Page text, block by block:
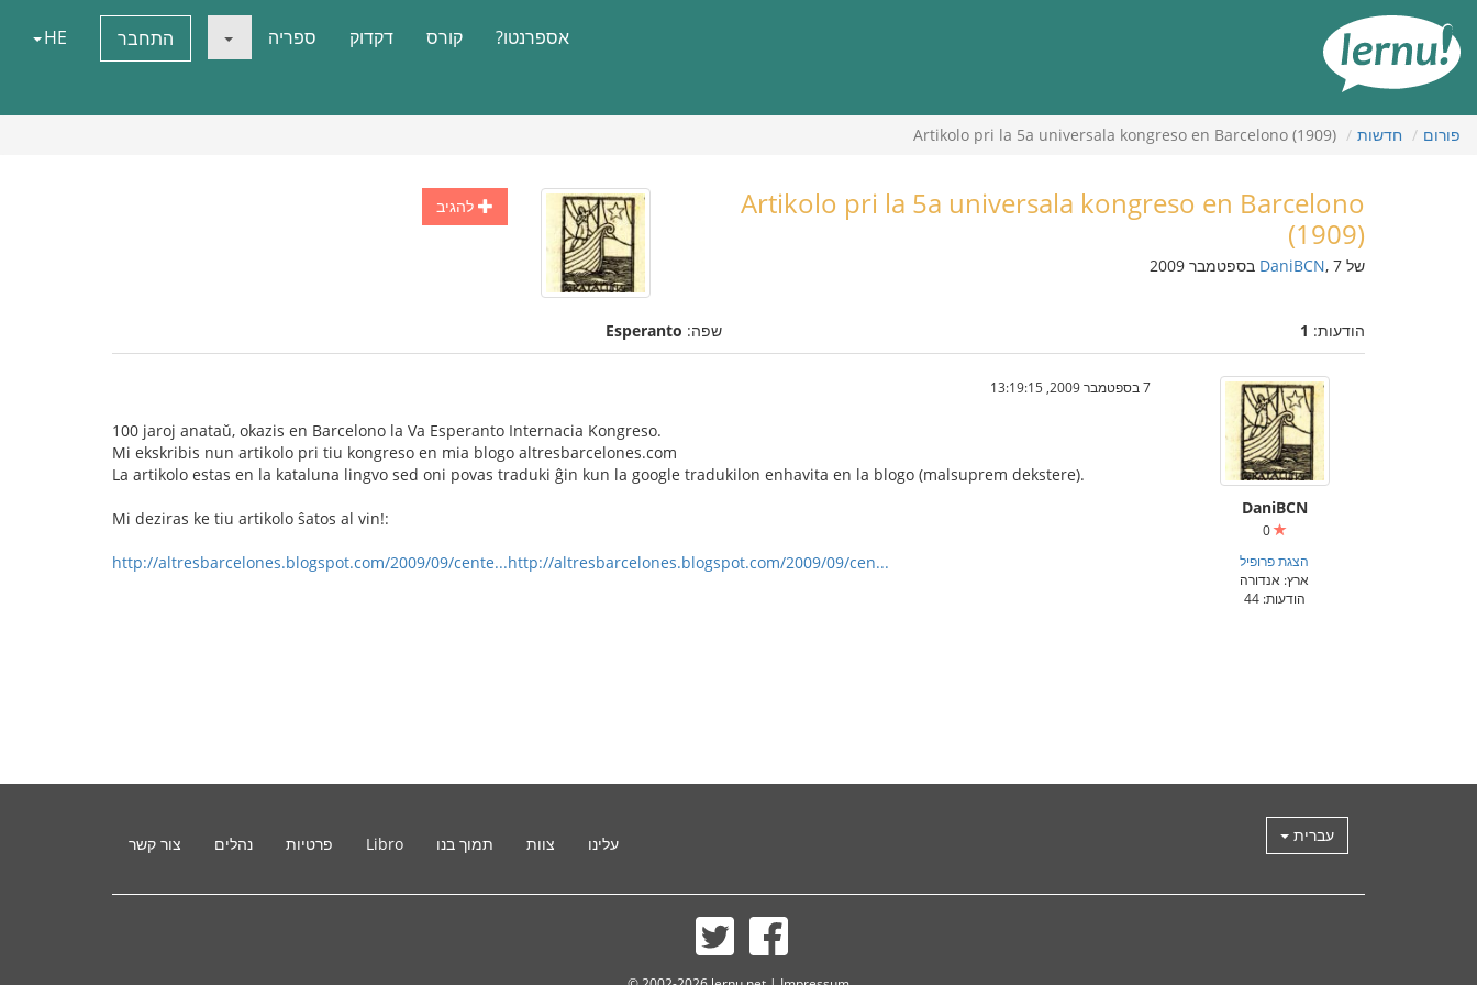
העניינים
אספרנטו? קורס דקדוק ספריה התחבר HE
פורום חדשות Artikolo pri la 5a universala kongreso en Barcelono (1909)
להגיב
Artikolo pri la 5a universala kongreso en Barcelono
(1909)
של DaniBCN, 7 בספטמבר 2009
הודעות: 1 שפה: Esperanto
DaniBCN
0
הצגת פרופיל
ארץ: אנדורה
הודעות: 44
7 בספטמבר 2009, 13:19:15
100 jaroj anataŭ, okazis en Barcelono la Va Esperanto Internacia Kongreso.
Mi ekskribis nun artikolo pri tiu kongreso en mia blogo altresbarcelones.com
La artikolo estas en la kataluna lingvo sed oni povas traduki ĝin kun la google tradukilon enhavita en la blogo (malsuprem dekstere).
Mi deziras ke tiu artikolo ŝatos al vin!:
http://altresbarcelones.blogspot.com/2009/09/cente...http://altresbarcelones.blogspot.com/2009/09/cen...
עברית עלינו צוות תמוך בנו Libro פרטיות נהלים צור קשר